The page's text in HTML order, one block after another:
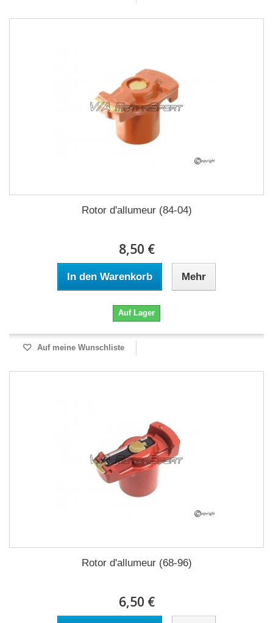
Rotor d'allumeur (84-04)
8,50 €
In den Warenkorb Mehr
Auf Lager
Auf meine Wunschliste
Rotor d'allumeur (68-96)
6,50 €